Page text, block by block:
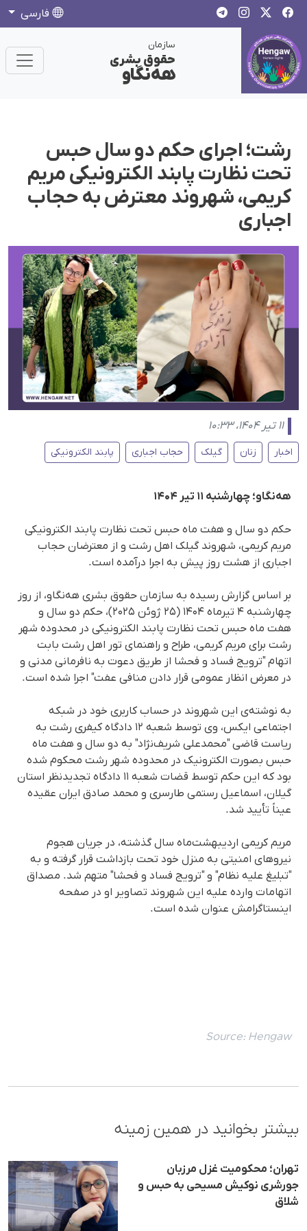
فارسی
سازمان
حقوق بشری
هەنگاو
رشت؛ اجرای حکم دو سال حبس
تحت نظارت پابند الکترونیکی مریم
کریمی، شهروند معترض به حجاب
اجباری
۱۱ تیر ۱۴۰۴، ۱۰:۳۳
اخبار زنان گیلک حجاب اجباری پابند الکترونیکی
هه‌نگاو؛ چهارشنبه ۱۱ تیر ۱۴۰۴
حکم دو سال و هفت ماه حبس تحت نظارت پابند الکترونیکی
مریم کریمی، شهروند گیلک اهل رشت و از معترضان حجاب
اجباری از هشت روز پیش به اجرا درآمده است.
بر اساس گزارش رسیده به سازمان حقوق بشری هه‌نگاو، از روز
چهارشنبه ۴ تیرماە ۱۴۰۴ (۲۵ ژوئن ۲۰۲۵)، حکم دو سال و
هفت ماه حبس تحت نظارت پابند الکترونیکی در محدوده شهر
رشت برای مریم کریمی، طراح و راهنمای تور اهل رشت بابت
اتهام "ترویج فساد و فحشا از طریق دعوت به نافرمانی مدنی و
در معرض انظار عمومی قرار دادن منافی عفت" اجرا شده است.
به نوشته‌ی این شهروند در حساب کاربری خود در شبکه
اجتماعی ایکس، وی توسط شعبه ۱۲ دادگاه کیفری رشت به
ریاست قاضی "محمدعلی شریف‌نژاد" به دو سال و هفت ماه
حبس بصورت الکترونیک در محدوده شهر رشت محکوم شده
بود که این حکم توسط قضات شعبه ۱۱ دادگاه تجدیدنظر استان
گیلان، اسماعیل رستمی طارسری و محمد صادق ایران عقیده
عیناً تأیید شد.
مریم کریمی اردیبهشت‌ماه سال گذشته، در جریان هجوم
نیروهای امنیتی به منزل خود تحت بازداشت قرار گرفته و به
"تبلیغ علیه نظام" و "ترویج فساد و فحشا" متهم شد. مصداق
اتهامات وارده علیه این شهروند تصاویر او در صفحه
اینستاگرامش عنوان شده است.
Source: Hengaw
بیشتر بخوانید در همین زمینه
تهران؛ محکومیت غزل مرزبان
جورشری نوکیش مسیحی به حبس و
شلاق